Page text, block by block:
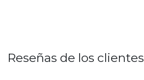
Reseñas de los clientes